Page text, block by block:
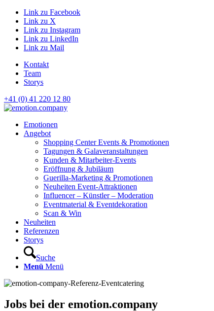
Link zu Facebook
Link zu X
Link zu Instagram
Link zu LinkedIn
Link zu Mail
Kontakt
Team
Storys
+41 (0) 41 220 12 80
Hauptnavigation
Emotionen
Angebot
Shopping Center Events & Promotionen
Tagungen & Galaveranstaltungen
Kunden & Mitarbeiter-Events
Eröffnung & Jubiläum
Guerilla-Marketing & Promotionen
Neuheiten Event-Attraktionen
Influencer – Künstler – Moderation
Eventmaterial & Eventdekoration
Scan & Win
Neuheiten
Referenzen
Storys
Suche
Menü Menü
Jobs bei der emotion.company